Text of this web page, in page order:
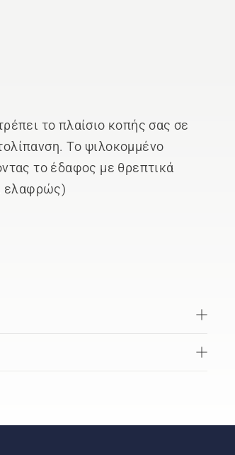
το πλαίσιο κοπής σας σε
Το ψιλοκομμένο
το έδαφος με θρεπτικά
ελαφρώς)